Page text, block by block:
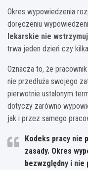
Okres wypowiedzenia
doręczeniu
lekarskie nie
trwa jeden dzień czy
Oznacza to, że
nie przedłuża swojego
pierwotnie ustalonym
dotyczy zarówno
jak i przez samego
Kodeks pracy nie
zasady. Okres
bezwzględny i nie